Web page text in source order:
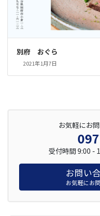
別府 おぐら
2021年1月7日
お気軽にお
受付時間 9:00 -
お問い
お気軽にお